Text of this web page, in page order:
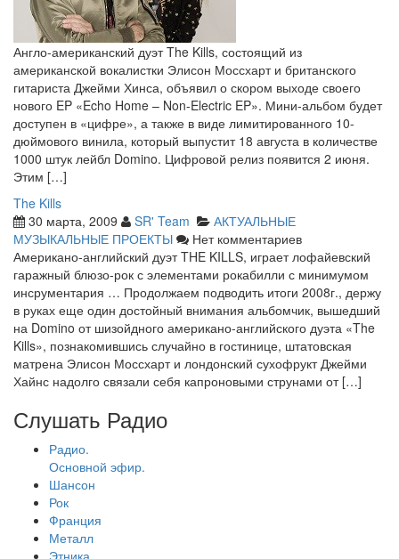
Англо-американский дуэт The Kills, состоящий из
американской вокалистки Элисон Моссхарт и британского
гитариста Джейми Хинса, объявил о скором выходе своего
нового EP «Echo Home – Non-Electric EP». Мини-альбом будет
доступен в «цифре», а также в виде лимитированного 10-
дюймового винила, который выпустит 18 августа в количестве
1000 штук лейбл Domino. Цифровой релиз появится 2 июня.
Этим […]
The Kills
30 марта, 2009
SR' Team
АКТУАЛЬНЫЕ
МУЗЫКАЛЬНЫЕ ПРОЕКТЫ
Нет комментариев
Американо-английский дуэт THE KILLS, играет лофайевский
гаражный блюзо-рок с элементами рокабилли с минимумом
инсрументария … Продолжаем подводить итоги 2008г., держу
в руках еще один достойный внимания альбомчик, вышедший
на Domino от шизойдного американо-английского дуэта «The
Kills», познакомившись случайно в гостинице, штатовская
матрена Элисон Моссхарт и лондонский сухофрукт Джейми
Хайнс надолго связали себя капроновыми струнами от […]
Слушать Радио
Радио.
Основной эфир.
Шансон
Рок
Франция
Металл
Этника